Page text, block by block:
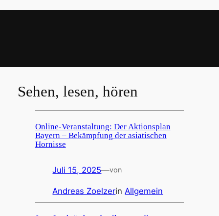
Sehen, lesen, hören
Online-Veranstaltung: Der Aktionsplan
Bayern – Bekämpfung der asiatischen
Hornisse
Juli 15, 2025—von
Andreas ZoelzerinAllgemein